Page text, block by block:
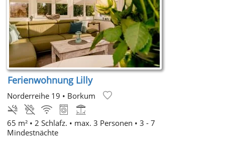
Ferienwohnung Lilly
Norderreihe 19 • Borkum
65 m² • 2 Schlafz. • max. 3 Personen • 3 - 7
Mindestnächte